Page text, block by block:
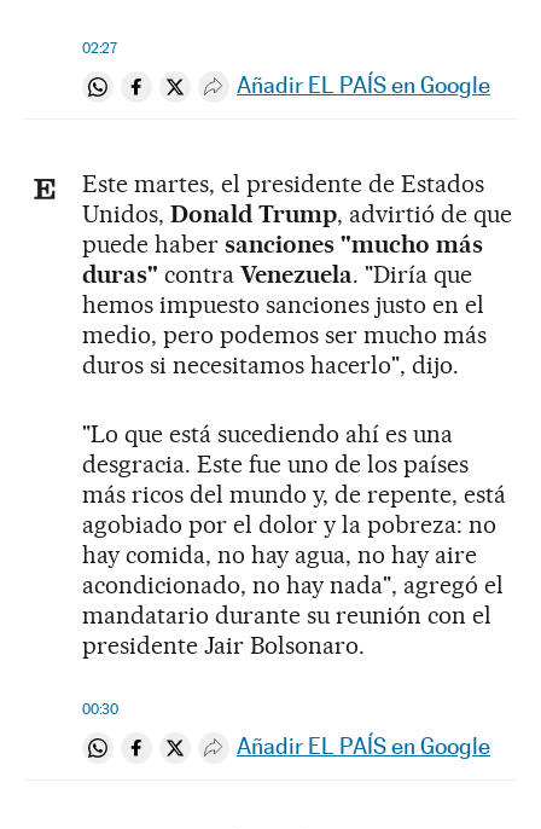
02:27
Compartir en Whatsapp
Compartir en Facebook
Compartir en Twitter
Desplegar Redes Sociales
Añadir EL PAÍS en Google
Este martes, el presidente de Estados
Unidos, Donald Trump, advirtió de que
puede haber sanciones "mucho más
duras" contra Venezuela. "Diría que
hemos impuesto sanciones justo en el
medio, pero podemos ser mucho más
duros si necesitamos hacerlo", dijo.
"Lo que está sucediendo ahí es una
desgracia. Este fue uno de los países
más ricos del mundo y, de repente, está
agobiado por el dolor y la pobreza: no
hay comida, no hay agua, no hay aire
acondicionado, no hay nada", agregó el
mandatario durante su reunión con el
presidente Jair Bolsonaro.
00:30
Compartir en Whatsapp
Compartir en Facebook
Compartir en Twitter
Desplegar Redes Sociales
Añadir EL PAÍS en Google